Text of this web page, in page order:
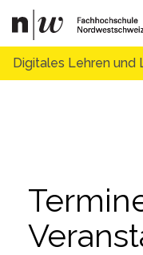
Digitales Lehren und